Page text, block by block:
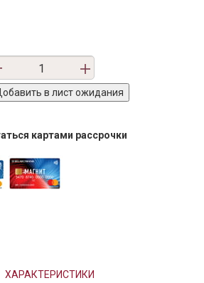
картами рассрочки
ХАРАКТЕРИСТИКИ